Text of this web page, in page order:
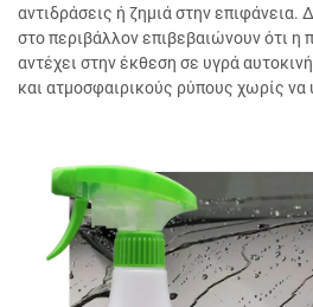
αντιδράσεις ή ζημιά στην επιφάνεια.
στο περιβάλλον επιβεβαιώνουν ότι η
αντέχει στην έκθεση σε υγρά
και ατμοσφαιρικούς ρύπους χωρίς να